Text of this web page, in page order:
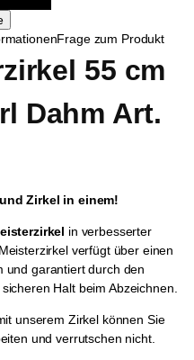
Frage zum Produkt
55 cm
Dahm Art.
Zirkel in einem!
in verbesserter
verfügt über einen
und garantiert durch den
Halt beim Abzeichnen.
unserem Zirkel können Sie
und verrutschen nicht.